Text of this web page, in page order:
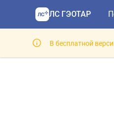
ЛС ГЭОТАР
В бесплатной